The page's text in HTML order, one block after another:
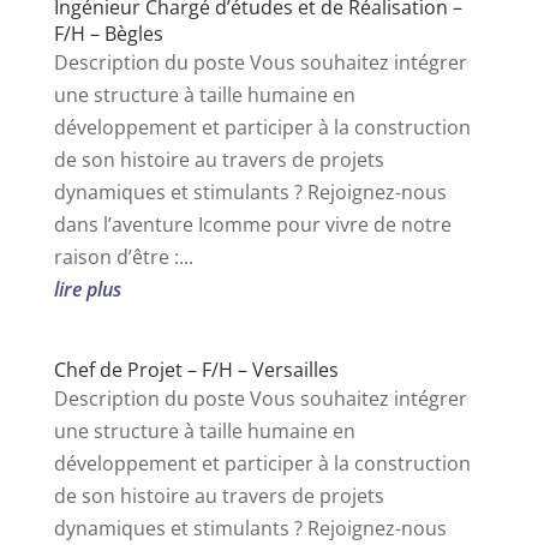
Ingénieur Chargé d’études et de Réalisation –
F/H – Bègles
Description du poste Vous souhaitez intégrer
une structure à taille humaine en
développement et participer à la construction
de son histoire au travers de projets
dynamiques et stimulants ? Rejoignez-nous
dans l’aventure Icomme pour vivre de notre
raison d’être :...
lire plus
Chef de Projet – F/H – Versailles
Description du poste Vous souhaitez intégrer
une structure à taille humaine en
développement et participer à la construction
de son histoire au travers de projets
dynamiques et stimulants ? Rejoignez-nous